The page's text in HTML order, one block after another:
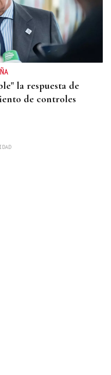
la respuesta de
de controles